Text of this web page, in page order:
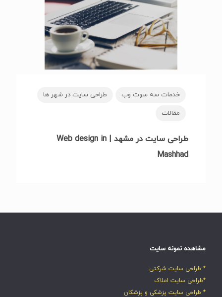
خدمات سه سوت وب طراحی سایت در شهر ها
مقالات
طراحی سایت در مشهد | Web design in
Mashhad
مشاهده نمونه سایت
* طراحی سایت شرکتی
*طراحی سایت املاک
* طراحی سایت پزشکی و پزشکان